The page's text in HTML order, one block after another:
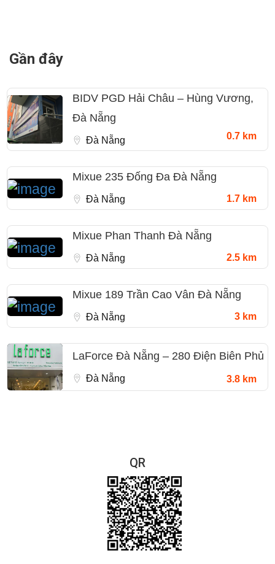
Gần đây
BIDV PGD Hải Châu – Hùng Vương,
Đà Nẵng
Đà Nẵng 0.7 km
Mixue 235 Đống Đa Đà Nẵng
Đà Nẵng 1.7 km
Mixue Phan Thanh Đà Nẵng
Đà Nẵng 2.5 km
Mixue 189 Trần Cao Vân Đà Nẵng
Đà Nẵng 3 km
LaForce Đà Nẵng – 280 Điện Biên Phủ
Đà Nẵng 3.8 km
QR